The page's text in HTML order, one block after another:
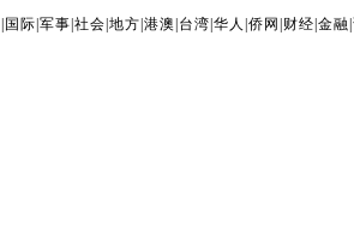
国际 |军事 |社会 |地方 |港澳 台湾 |华人 |侨网 财经 |金融 |